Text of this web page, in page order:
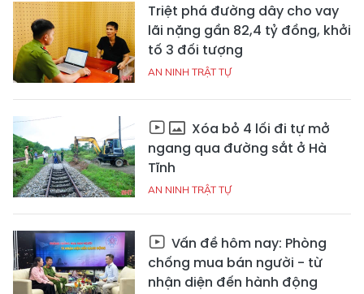
Triệt phá đường dây cho vay
lãi nặng gần 82,4 tỷ đồng, khởi
tố 3 đối tượng
AN NINH TRẬT TỰ
Xóa bỏ 4 lối đi tự mở
ngang qua đường sắt ở Hà
Tĩnh
AN NINH TRẬT TỰ
Vấn đề hôm nay: Phòng
chống mua bán người - từ
nhận diện đến hành động